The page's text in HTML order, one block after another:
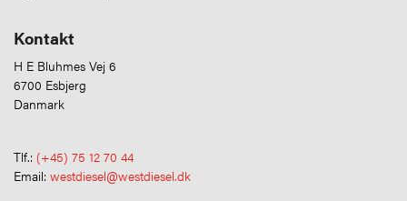
Kontakt
H E Bluhmes Vej 6
6700 Esbjerg
Danmark
Tlf.: (+45) 75 12 70 44
Email: westdiesel@westdiesel.dk